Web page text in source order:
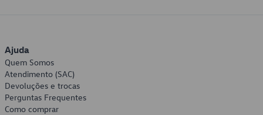
Ajuda
Quem Somos
Atendimento (SAC)
Devoluções e trocas
Perguntas Frequentes
Como comprar